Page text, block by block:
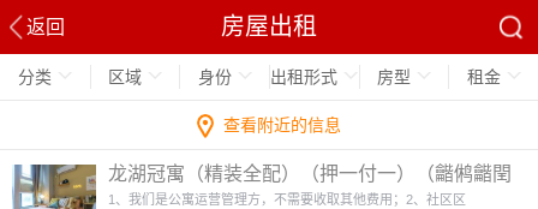
返回 房屋出租
分类 区域 身份 出租形式 房型 租金
查看附近的信息
龙湖冠寓（精装全配）（押一付一）（龤鸺龤閏
商圈对面）4图
1、我们是公寓运营管理方，不需要收取其他费用；2、社区区